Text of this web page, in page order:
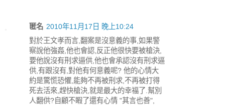
匿名 2010年11月17日 晚上10:24
對於王文孝而言,翻案是沒意義的事,如果警
察說他強姦,他也會認,反正他很快要被槍決,
要他說沒有刑求逼供,他也會承認沒有刑求逼
供,有跟沒有,對他有何意義呢? 他的心情大
約是驚慌恐懼,能夠不再被刑求,不再被打得
死去活來,趕快槍決,就是最大的幸福了.幫別
人翻供?自顧不睱了還有心情 "其言也善",